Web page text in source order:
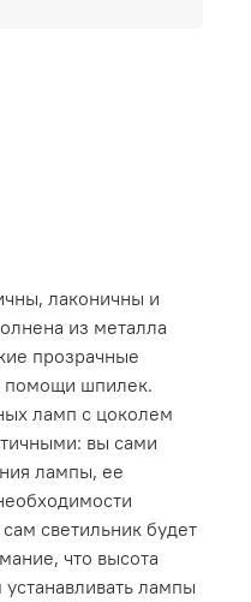
лаконичны и
из металла
прозрачные
помощи шпилек.
ламп с цоколем
вы сами
лампы, ее
светильник будет
что высота
лампы